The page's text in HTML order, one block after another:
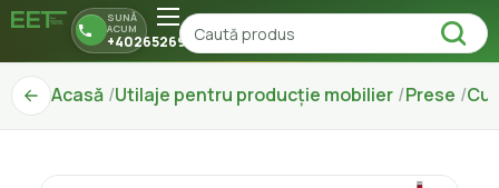
SUNĂ
ACUM
+40265269150
Acasă Utilaje pentru producție mobilier Prese